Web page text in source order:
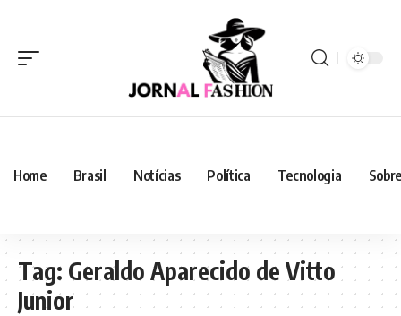
Home Brasil Notícias Política Tecnologia
Tag: Geraldo Aparecido de Vitto
Junior